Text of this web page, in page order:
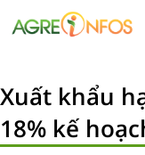
Xuất khẩu
18% kế